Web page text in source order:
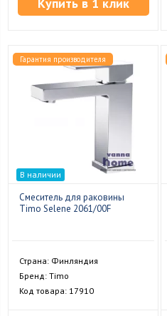
Гарантия производителя
В наличии
Смеситель для раковины
Timo Selene 2061/00F
Страна: Финляндия
Бренд: Timo
Код товара: 17910